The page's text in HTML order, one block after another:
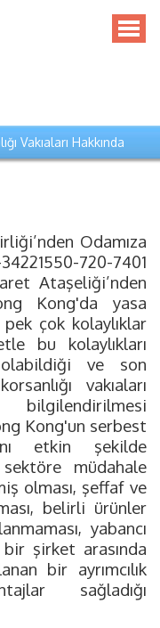
Vakıaları Hakkında
Odamıza
720-7401
Ataşeliği’nden
Kong'da yasa
çok kolaylıklar
bu kolaylıkları
olabildiği ve son
vakıaları
bilgilendirilmesi
Kong'un serbest
etkin şekilde
sektöre müdahale
olması, şeffaf ve
belirli ürünler
yabancı
şirket arasında
bir ayrımcılık
sağladığı